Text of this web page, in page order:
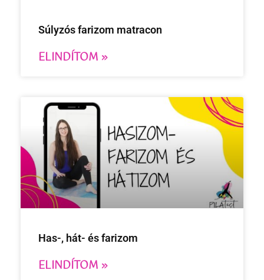
Súlyzós farizom matracon
ELINDÍTOM »
Has-, hát- és farizom
ELINDÍTOM »